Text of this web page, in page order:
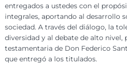
entregados a ustedes con el
integrales, aportando al desarrollo
sociedad. A través del diálogo, la
diversidad y al debate de alto nivel,
testamentaria de Don Federico
que entregó a los titulados.